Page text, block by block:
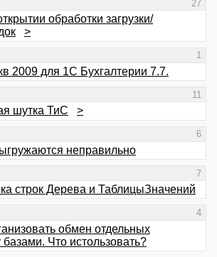
27
обработки загрузки/
>
1
2009 для 1С Бухгалтерии 7.7.
11
шутка ТиС >
6
неправильно
7
строк Дерева и ТаблицыЗначений
4
обмен отдельных
Что истользовать?